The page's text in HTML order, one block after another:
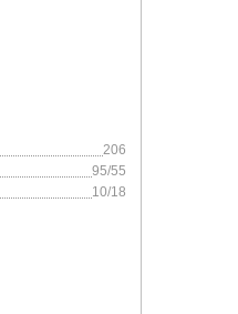
206
95/55
10/18